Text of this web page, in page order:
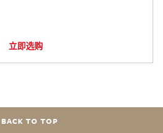
立即选购
BACK TO TOP